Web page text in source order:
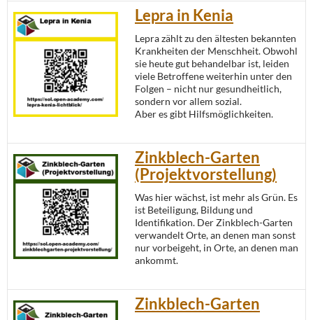
Lepra in Kenia
Lepra zählt zu den ältesten bekannten
Krankheiten der Menschheit. Obwohl
sie heute gut behandelbar ist, leiden
viele Betroffene weiterhin unter den
Folgen – nicht nur gesundheitlich,
sondern vor allem sozial.
Aber es gibt Hilfsmöglichkeiten.
Zinkblech-Garten
(Projektvorstellung)
Was hier wächst, ist mehr als Grün. Es
ist Beteiligung, Bildung und
Identifikation. Der Zinkblech-Garten
verwandelt Orte, an denen man sonst
nur vorbeigeht, in Orte, an denen man
ankommt.
Zinkblech-Garten